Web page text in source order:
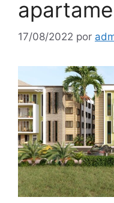
17/08/2022 por